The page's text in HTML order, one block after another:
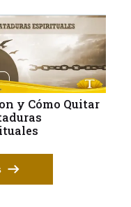
y Cómo Quitar